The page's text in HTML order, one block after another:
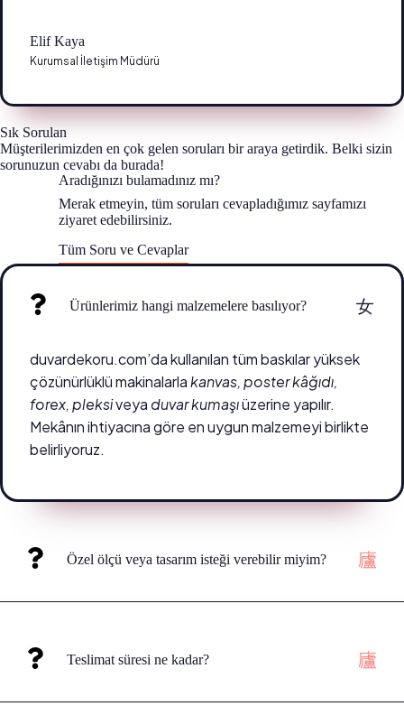
Elif Kaya
Kurumsal İletişim Müdürü
Sık Sorulan
Müşterilerimizden en çok gelen soruları bir araya getirdik. Belki sizin
sorunuzun cevabı da burada!
Aradığınızı bulamadınız mı?
Merak etmeyin, tüm soruları cevapladığımız sayfamızı
ziyaret edebilirsiniz.
Tüm Soru ve Cevaplar
Ürünlerimiz hangi malzemelere basılıyor?
duvardekoru.com’da kullanılan tüm baskılar yüksek
çözünürlüklü makinalarlakanvas, poster kâğıdı,
forex, pleksiveya duvar kumaşıüzerine yapılır.
Mekânın ihtiyacına göre en uygun malzemeyi birlikte
belirliyoruz.
Özel ölçü veya tasarım isteği verebilir miyim?
Teslimat süresi ne kadar?